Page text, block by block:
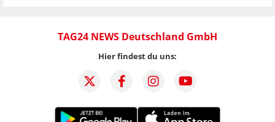
TAG24 NEWS Deutschland GmbH
Hier findest du uns: